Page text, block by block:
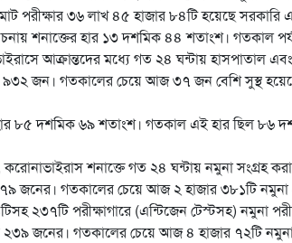
পরীক্ষার ৩৬ লাখ ৪৫ হাজার ৮৪টি হয়েছে সরকারি
শনাক্তের হার ১৩ দশমিক ৪৪ শতাংশ। গতকাল
আক্রান্তদের মধ্যে গত ২৪ ঘন্টায় হাসপাতাল
জন। গতকালের চেয়ে আজ ৩৭ জন বেশি সুস্থ
৮৫ দশমিক ৬৯ শতাংশ। গতকাল এই হার ছিল ৮৬
করোনাভাইরাস শনাক্তে গত ২৪ ঘন্টায় নমুনা
জনের। গতকালের চেয়ে আজ ২ হাজার ৩৮১টি নমুনা
২৩৭টি পরীক্ষাগারে (এন্টিজেন টেস্টসহ) নমুনা
২৩৯ জনের। গতকালের চেয়ে আজ ৪ হাজার ৭২টি নমুনা